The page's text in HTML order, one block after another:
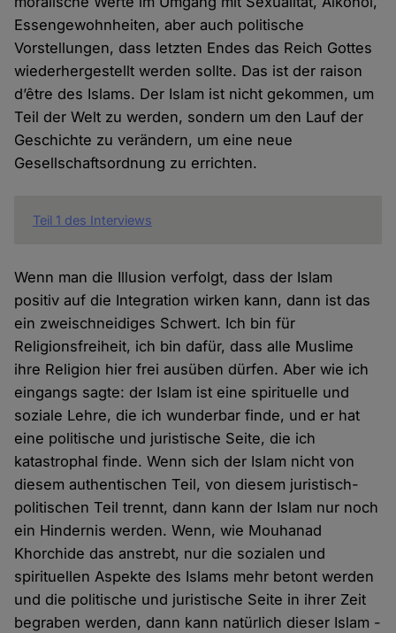
Essengewohnheiten, aber auch politische
Vorstellungen, dass letzten Endes das Reich Gottes
wiederhergestellt werden sollte. Das ist der raison
d’être des Islams. Der Islam ist nicht gekommen, um
Teil der Welt zu werden, sondern um den Lauf der
Geschichte zu verändern, um eine neue
Gesellschaftsordnung zu errichten.
Teil 1 des Interviews
Wenn man die Illusion verfolgt, dass der Islam
positiv auf die Integration wirken kann, dann ist das
ein zweischneidiges Schwert. Ich bin für
Religionsfreiheit, ich bin dafür, dass alle Muslime
ihre Religion hier frei ausüben dürfen. Aber wie ich
eingangs sagte: der Islam ist eine spirituelle und
soziale Lehre, die ich wunderbar finde, und er hat
eine politische und juristische Seite, die ich
katastrophal finde. Wenn sich der Islam nicht von
diesem authentischen Teil, von diesem juristisch-
politischen Teil trennt, dann kann der Islam nur noch
ein Hindernis werden. Wenn, wie Mouhanad
Khorchide das anstrebt, nur die sozialen und
spirituellen Aspekte des Islams mehr betont werden
und die politische und juristische Seite in ihrer Zeit
begraben werden, dann kann natürlich dieser Islam -